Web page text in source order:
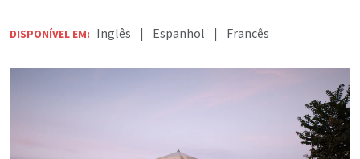
DISPONÍVEL EM: Inglês | Espanhol | Francês